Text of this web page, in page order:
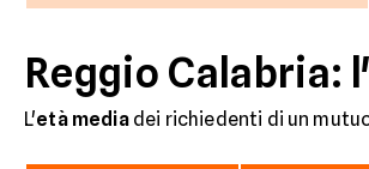
Reggio Calabria:
L'età mediadei richiedenti di un